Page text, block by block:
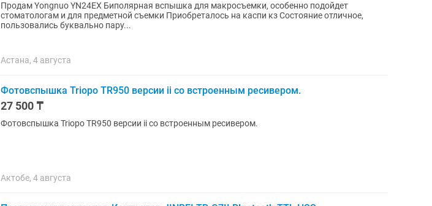
Продам Yongnuo YN24EX Биполярная вспышка для макросъемки, особенно подойдет
стоматологам и для предметной съемки Приобреталось на каспи кз Состояние отличное,
пользовались буквально пару...
Астана, 4 августа
Фотовспышка Triopo TR950 версии ii со встроенным ресивером.
27 500 ₸
Фотовспышка Triopo TR950 версии ii со встроенным ресивером.
Актобе, 4 августа